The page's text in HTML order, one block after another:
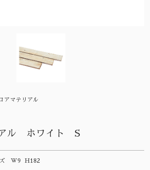
アマテリアル
アル ホワイト S
W9 H182